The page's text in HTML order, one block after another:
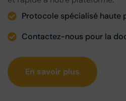
Protocole spécialisé haute
Contactez-nous pour la
En savoir plus